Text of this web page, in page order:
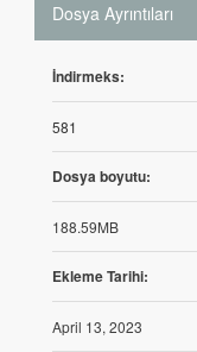
Dosya Ayrıntıları
İndirmeks:
581
Dosya boyutu:
188.59MB
Ekleme Tarihi:
April 13, 2023